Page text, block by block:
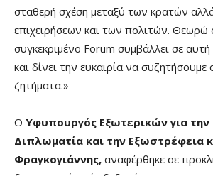
σταθερή σχέση μεταξύ των κρατών
επιχειρήσεων και των πολιτών. Θεωρώ
συγκεκριμένο Forum συμβάλλει σε
και δίνει την ευκαιρία να συζητήσουμε
ζητήματα.»
Ο Υφυπουργός Εξωτερικών για την
Διπλωματία και την Εξωστρέφεια
Φραγκογιάννης, αναφέρθηκε σε